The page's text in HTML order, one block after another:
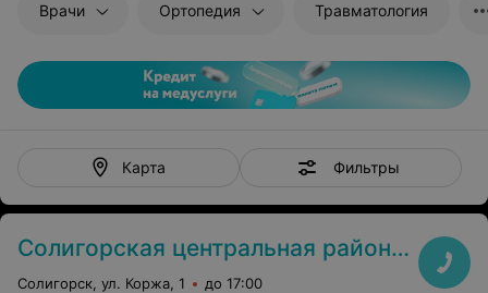
Врачи Ортопедия Травматология
Карта Фильтры
Солигорская центральная районная больница
Солигорск, ул. Коржа, 1 до 17:00